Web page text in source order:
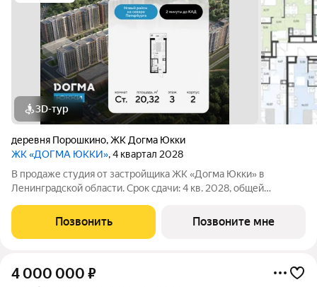
3D-тур
деревня Порошкино,ЖК Догма Юкки
ЖК «ДОГМА ЮККИ», 4 квартал 2028
В продаже студия от застройщика ЖК «Догма Юкки» в
Ленинградской области. Срок сдачи: 4 кв. 2028, общей
доступной социальной инфраструктурой. Жилой комплекс
расположен в Ленинградской
Позвонить Позвоните мне
4 000 000 ₽